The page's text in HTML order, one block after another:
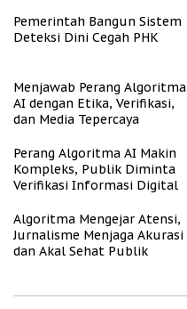
Pemerintah Bangun Sistem
Deteksi Dini Cegah PHK
Menjawab Perang Algoritma
AI dengan Etika, Verifikasi,
dan Media Tepercaya
Perang Algoritma AI Makin
Kompleks, Publik Diminta
Verifikasi Informasi Digital
Algoritma Mengejar Atensi,
Jurnalisme Menjaga Akurasi
dan Akal Sehat Publik